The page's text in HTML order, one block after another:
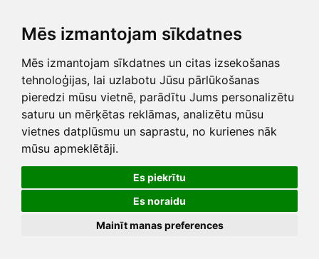
Mēs izmantojam sīkdatnes
Mēs izmantojam sīkdatnes un citas izsekošanas
tehnoloģijas, lai uzlabotu Jūsu pārlūkošanas
pieredzi mūsu vietnē, parādītu Jums personalizētu
saturu un mērķētas reklāmas, analizētu mūsu
vietnes datplūsmu un saprastu, no kurienes nāk
mūsu apmeklētāji.
Es piekrītu
Es noraidu
Mainīt manas preferences